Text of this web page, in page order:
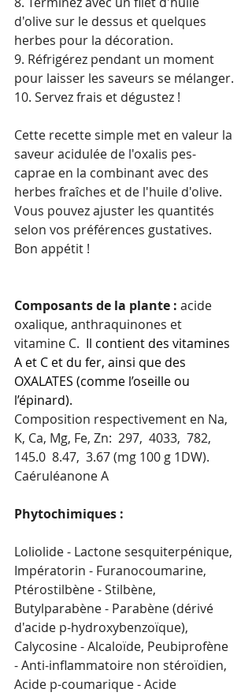
d'olive sur le dessus et quelques
herbes pour la décoration.
9. Réfrigérez pendant un moment
pour laisser les saveurs se mélanger.
10. Servez frais et dégustez !
Cette recette simple met en valeur la
saveur acidulée de l'oxalis pes-
caprae en la combinant avec des
herbes fraîches et de l'huile d'olive.
Vous pouvez ajuster les quantités
selon vos préférences gustatives.
Bon appétit !
Composants de la plante : acide
oxalique, anthraquinones et
vitamine C. Il contient des vitamines
A et C et du fer, ainsi que des
OXALATES (comme l’oseille ou
l’épinard).
Composition respectivement en Na,
K, Ca, Mg, Fe, Zn:  297,  4033,  782,
145.0  8.47,  3.67 (mg 100 g 1DW).
Caéruléanone A
Phytochimiques :
Loliolide - Lactone sesquiterpénique,
Impératorin - Furanocoumarine,
Ptérostilbène - Stilbène,
Butylparabène - Parabène (dérivé
d'acide p-hydroxybenzoïque),
Calycosine - Alcaloïde, Peubiprofène
- Anti-inflammatoire non stéroïdien,
Acide p-coumarique - Acide